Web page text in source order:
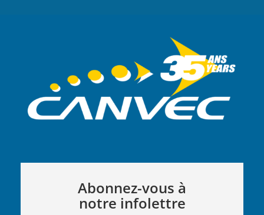
Abonnez-vous à
notre infolettre